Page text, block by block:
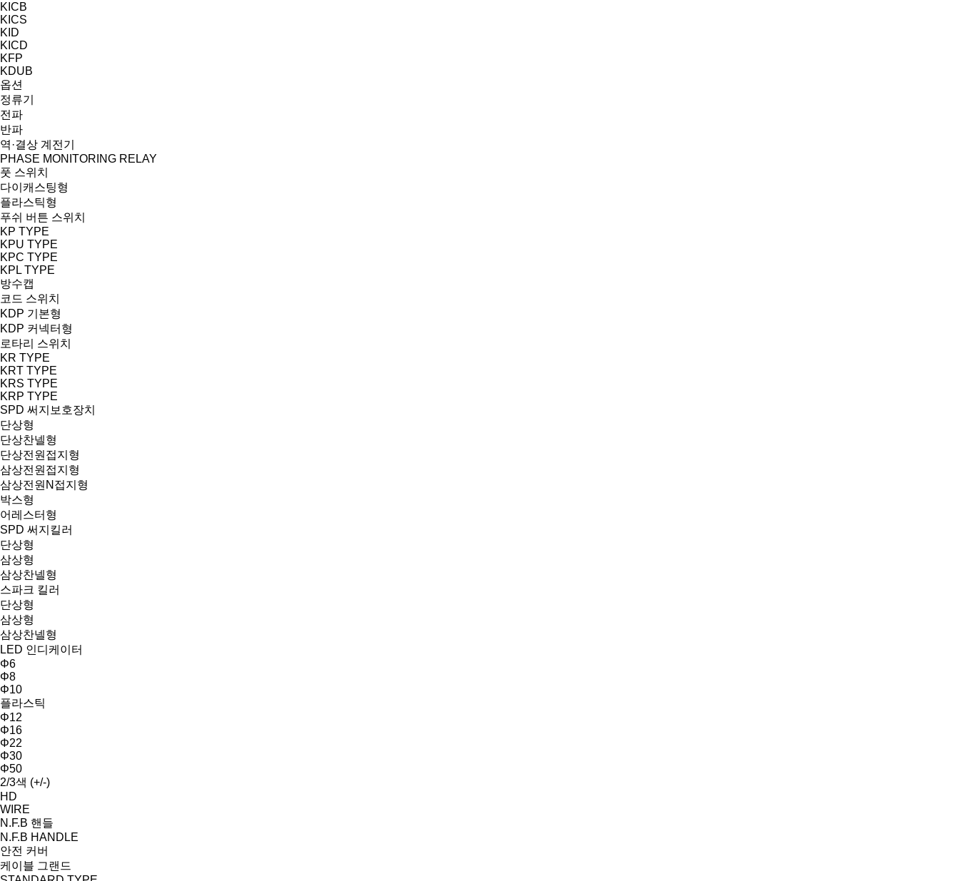
KICB
KICS
KID
KICD
KFP
KDUB
옵션
정류기
전파
반파
역·결상 계전기
PHASE MONITORING RELAY
풋 스위치
다이캐스팅형
플라스틱형
푸쉬 버튼 스위치
KP TYPE
KPU TYPE
KPC TYPE
KPL TYPE
방수캡
코드 스위치
KDP 기본형
KDP 커넥터형
로타리 스위치
KR TYPE
KRT TYPE
KRS TYPE
KRP TYPE
SPD 써지보호장치
단상형
단상찬넬형
단상전원접지형
삼상전원접지형
삼상전원N접지형
박스형
어레스터형
SPD 써지킬러
단상형
삼상형
삼상찬넬형
스파크 킬러
단상형
삼상형
삼상찬넬형
LED 인디케이터
Φ6
Φ8
Φ10
플라스틱
Φ12
Φ16
Φ22
Φ30
Φ50
2/3색 (+/-)
HD
WIRE
N.F.B 핸들
N.F.B HANDLE
안전 커버
케이블 그랜드